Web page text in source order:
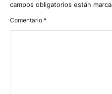
campos obligatorios están
Comentario *